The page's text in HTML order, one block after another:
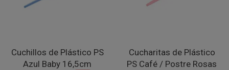
Cuchillos de Plástico PS
Azul Baby 16,5cm
Cucharitas de Plástico
PS Café / Postre Rosas